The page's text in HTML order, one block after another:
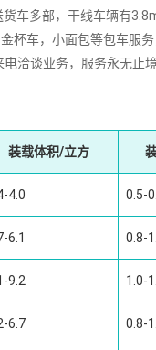
车多部，干线车辆有
杯车，小面包等包车服
洽谈业务，服务永无止境
装载体积/立方
4.0 0.5-
6.1 0.8-
9.2 1.0-
6.7 0.8-